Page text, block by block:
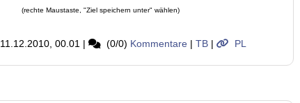
(rechte Maustaste, "Ziel speichern unter" wählen)
11.12.2010, 00.01 | (0/0) Kommentare | TB | PL